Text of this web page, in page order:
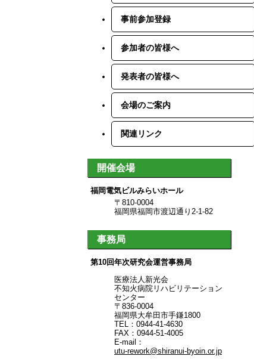
事前参加登録
参加者の皆様へ
発表者の皆様へ
会場のご案内
関連リンク
開催会場
福岡電気ビルみらいホール
〒810-0004
福岡県福岡市渡辺通り2-1-82
事務局
第10回年次研究会運営事務局
医療法人新光会
不知火病院リハビリテーション
センター
〒836‐0004
福岡県大牟田市手鎌1800
TEL：0944-41-4630
FAX：0944-51-4005
E-mail：
utu-rework@shiranui-byoin.or.jp